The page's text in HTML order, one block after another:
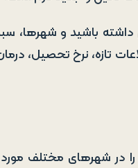
داشته باشید و شهرها،
تازه، نرخ تحصیل،
را در شهر‌های مختلف مورد